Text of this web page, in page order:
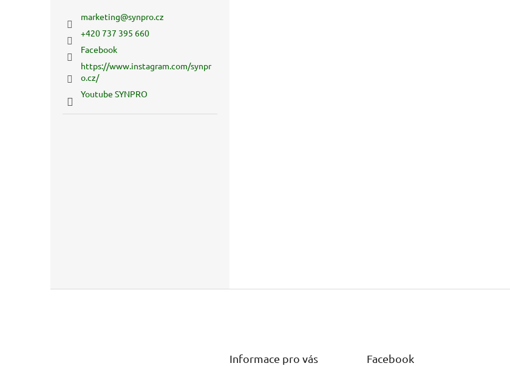
marketing@synpro.cz
+420 737 395 660
Facebook
https://www.instagram.com/synpr
o.cz/
Youtube SYNPRO
Informace pro vás Facebook